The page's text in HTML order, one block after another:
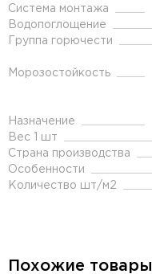
Система монтажа
Водопоглощение
Группа горючести
Морозостойкость
Назначение
Вес 1 шт
Страна производства
Особенности
Количество шт/м2
Похожие товары